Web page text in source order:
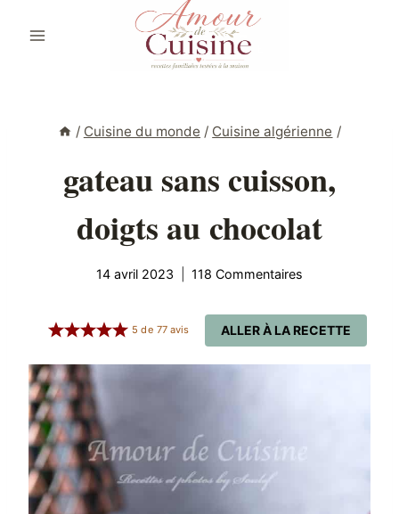
/ Cuisine du monde / Cuisine algérienne /
gateau sans cuisson,
doigts au chocolat
14 avril 2023 118 Commentaires
ALLER À LA RECETTE
5 de 77avis